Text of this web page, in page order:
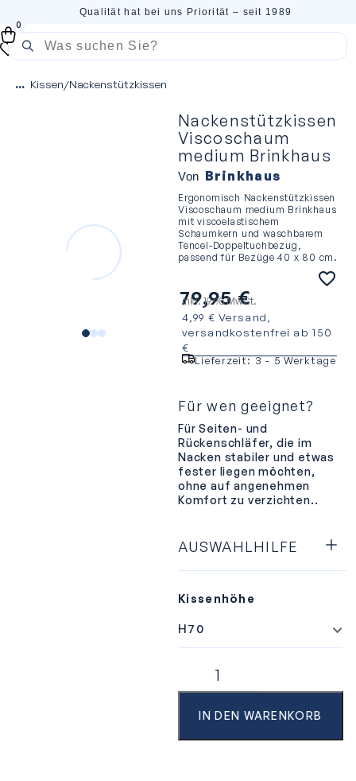
Qualität hat bei uns Priorität – seit 1989
0
... Kissen/Nackenstützkissen
Nackenstützkissen
Viscoschaum
medium Brinkhaus
Von Brinkhaus
Ergonomisch Nackenstützkissen
Viscoschaum medium Brinkhaus
mit viscoelastischem
Schaumkern und waschbarem
Tencel-Doppeltuchbezug,
passend für Bezüge 40 x 80 cm.
79,95€
inkl. 19 % MwSt.
4,99 € Versand,
versandkostenfrei ab 150
€
Lieferzeit:3 - 5 Werktage
Für wen geeignet?
Für Seiten- und
Rückenschläfer, die im
Nacken stabiler und etwas
fester liegen möchten,
ohne auf angenehmen
Komfort zu verzichten..
AUSWAHLHILFE
Kissenhöhe
IN DEN WARENKORB